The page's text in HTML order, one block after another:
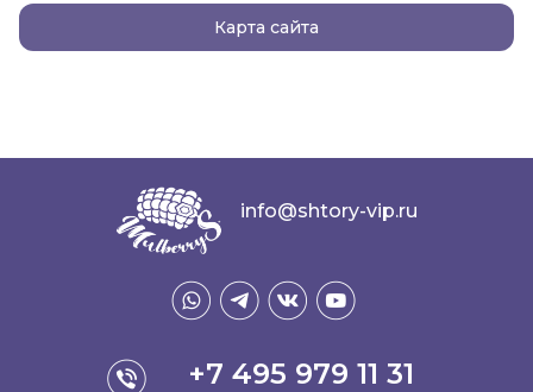
Карта сайта
info@shtory-vip.ru
+7 495 979 11 31